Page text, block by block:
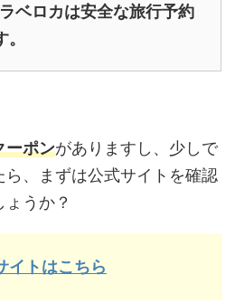
ベロカは安全な旅行予約
ーポンがありますし、少しで
ら、まずは公式サイトを確認
うか？
トはこちら